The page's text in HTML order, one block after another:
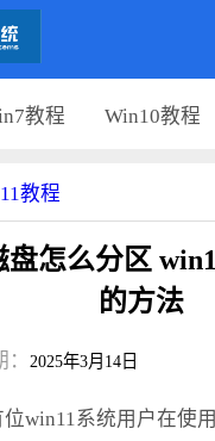
教程 Win10教程
教程
盘怎么分区
的方法
2025年3月14日
系统用户在使用